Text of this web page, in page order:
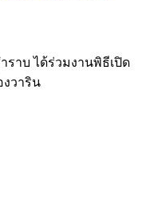
ราบ ได้ร่วมงานพิธีเปิด
งวาริน